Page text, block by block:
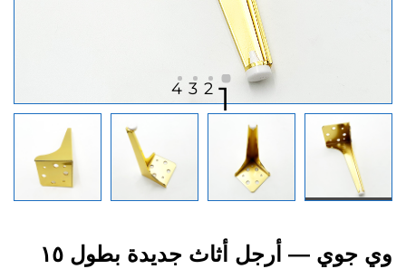
1
2
3
4
وي جوي — أرجل أثاث جديدة بطول ١٥